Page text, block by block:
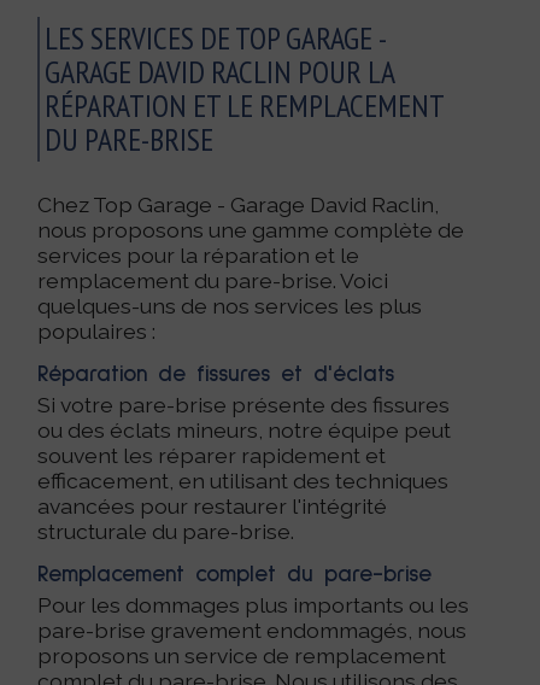
LES SERVICES DE TOP GARAGE -
GARAGE DAVID RACLIN POUR LA
RÉPARATION ET LE REMPLACEMENT
DU PARE-BRISE
Chez Top Garage - Garage David Raclin,
nous proposons une gamme complète de
services pour la réparation et le
remplacement du pare-brise. Voici
quelques-uns de nos services les plus
populaires :
Réparation de fissures et d'éclats
Si votre pare-brise présente des fissures
ou des éclats mineurs, notre équipe peut
souvent les réparer rapidement et
efficacement, en utilisant des techniques
avancées pour restaurer l'intégrité
structurale du pare-brise.
Remplacement complet du pare-brise
Pour les dommages plus importants ou les
pare-brise gravement endommagés, nous
proposons un service de remplacement